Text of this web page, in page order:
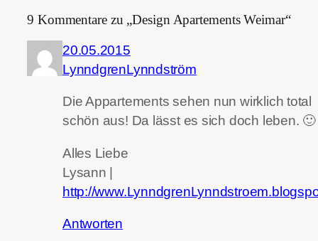
9 Kommentare zu „Design Apartements Weimar“
20.05.2015
LynndgrenLynndström
Die Appartements sehen nun wirklich total
schön aus! Da lässt es sich doch leben. 🙂
Alles Liebe
Lysann |
http://
Antworten